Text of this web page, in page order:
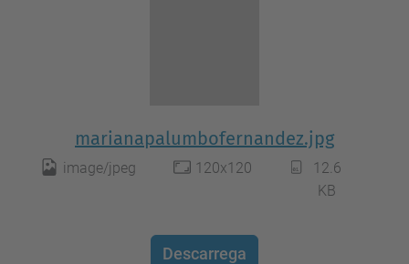
marianapalumbofernandez.jpg
image/jpeg 120x120
12.6
KB
Descarrega